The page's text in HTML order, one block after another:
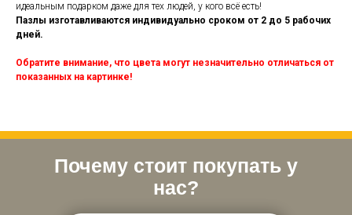
идеальным подарком даже для тех людей, у кого всё есть!
Пазлы изготавливаются индивидуально сроком от 2 до 5 рабочих
дней.
Обратите внимание, что цвета могут незначительно отличаться от
показанных на картинке!
Почему стоит покупать у
нас?